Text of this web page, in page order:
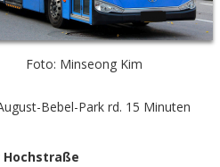
Foto: Minseong Kim
Bebel-Park rd. 15 Minuten